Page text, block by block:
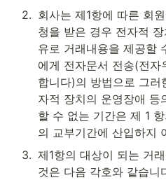
2. 회사는 제1항에 따른 회
청을 받은 경우 전자적
유로 거래내용을 제공할
에게 전자문서 전송(전
합니다)의 방법으로 그러
자적 장치의 운영장애 등
할 수 없는 기간은 제 1
의 교부기간에 산입하지
3. 제1항의 대상이 되는 거
것은 다음 각호와 같습니